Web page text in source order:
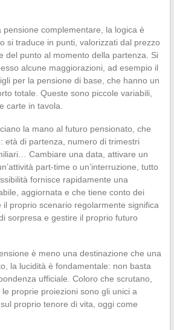
pensione complementare, la logica è
si traduce in punti, valorizzati dal prezzo
del punto al momento della partenza. Si
alcune maggiorazioni, ad esempio il
per la pensione di base, che hanno un
totale. Queste sono piccole variabili,
carte in tavola.
la mano al futuro pensionato, che
età di partenza, numero di trimestri
Cambiare una data, attivare un
part-time o un’interruzione, tutto
fornisce rapidamente una
aggiornata e che tiene conto dei
il proprio scenario regolarmente significa
sorpresa e gestire il proprio futuro
è meno una destinazione che una
la lucidità è fondamentale: non basta
ufficiale. Coloro che scrutano,
proprie proiezioni sono gli unici a
proprio tenore di vita, oggi come